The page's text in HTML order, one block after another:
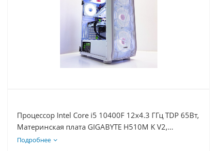
Процессор Intel Core i5 10400F 12x4.3 ГГц TDP 65Вт,
Материнская плата GIGABYTE H510M K V2,
Видеокарта RTX 4090 24Гб, Память DDR4 32Gb,
Подробнее